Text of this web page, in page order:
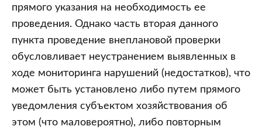
прямого указания на необходимость ее
проведения. Однако часть вторая данного
пункта проведение внеплановой проверки
обусловливает неустранением выявленных в
ходе мониторинга нарушений (недостатков), что
может быть установлено либо путем прямого
уведомления субъектом хозяйствования об
этом (что маловероятно), либо повторным